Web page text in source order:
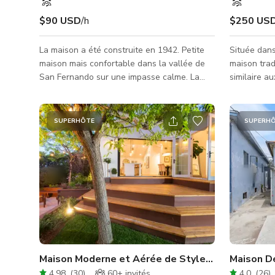
$90 USD/h
La maison a été construite en 1942. Petite
maison mais confortable dans la vallée de
San Fernando sur une impasse calme. La
de la rue. Récemment peinte en 4/2024
$250
Située
maison
similaire
histoire à
carrés, la
pour
une
favoriser
personnages
60, 70 et
SUPERHÔTE
Maison Moderne et Aérée de Style Ferme -Maison